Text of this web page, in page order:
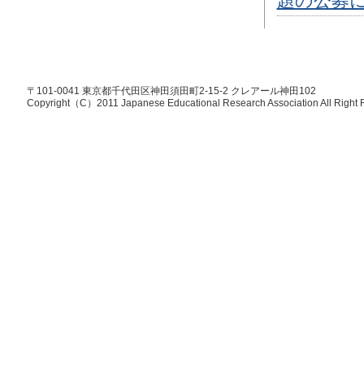
〒101-0041 東京都千代田区神田須田町2-15-2 クレアール神田102
Copyright（C）2011 Japanese Educational Research Association All Right